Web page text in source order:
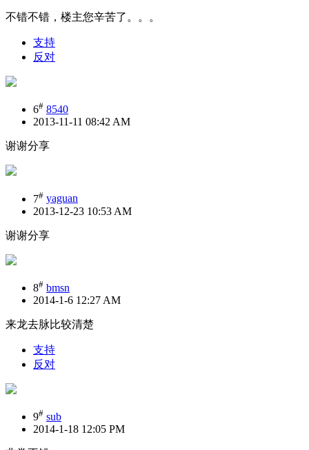
不错不错，楼主您辛苦了。。。
支持
反对
6# 8540
2013-11-11 08:42 AM
谢谢分享
7# yaguan
2013-12-23 10:53 AM
谢谢分享
8# bmsn
2014-1-6 12:27 AM
来龙去脉比较清楚
支持
反对
9# sub
2014-1-18 12:05 PM